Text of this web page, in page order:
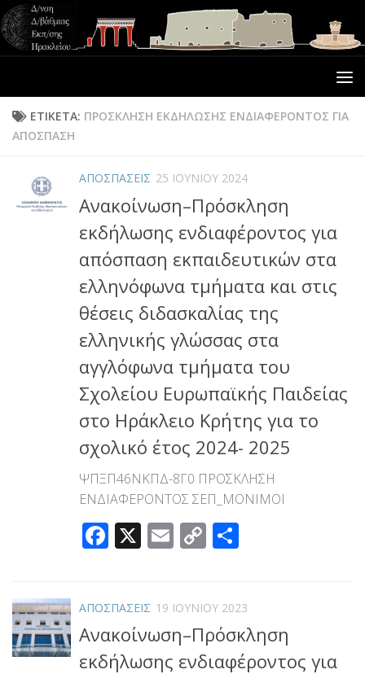
ΕΤΙΚΈΤΑ: ΠΡΌΣΚΛΗΣΗ ΕΚΔΉΛΩΣΗΣ ΕΝΔΙΑΦΈΡΟΝΤΟΣ ΓΙΑ
ΑΠΌΣΠΑΣΗ
ΑΠΟΣΠΑΣΕΙΣ 25 ΙΟΥΝΊΟΥ 2024
Ανακοίνωση–Πρόσκληση
εκδήλωσης ενδιαφέροντος για
απόσπαση εκπαιδευτικών στα
ελληνόφωνα τμήματα και στις
θέσεις διδασκαλίας της
ελληνικής γλώσσας στα
αγγλόφωνα τμήματα του
Σχολείου Ευρωπαϊκής Παιδείας
στο Ηράκλειο Κρήτης για το
σχολικό έτος 2024- 2025
ΨΠΞΠ46ΝΚΠΔ-8Γ0 ΠΡΟΣΚΛΗΣΗ
ΕΝΔΙΑΦΕΡΟΝΤΟΣ ΣΕΠ_ΜΟΝΙΜΟΙ
Facebook
X Email
Copy
ΑΠΟΣΠΑΣΕΙΣ 19 ΙΟΥΝΊΟΥ 2023
Ανακοίνωση–Πρόσκληση
εκδήλωσης ενδιαφέροντος για